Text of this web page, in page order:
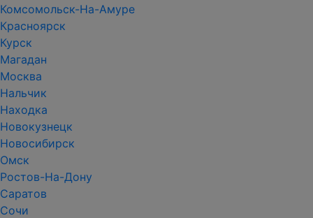
Комсомольск-На-Амуре
Красноярск
Курск
Магадан
Москва
Нальчик
Находка
Новокузнецк
Новосибирск
Омск
Ростов-На-Дону
Саратов
Сочи